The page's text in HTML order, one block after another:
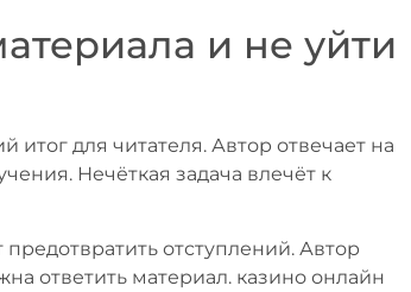
и не уйти
итог для читателя. Автор отвечает на
Нечёткая задача влечёт к
отступлений. Автор
ответить материал. казино онлайн